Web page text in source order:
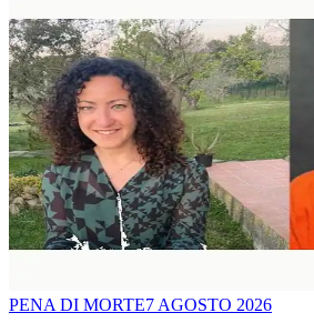
PENA DI MORTE7 AGOSTO 2026